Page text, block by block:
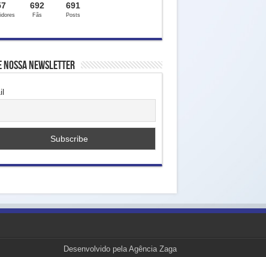
692
Fãs
691
Posts
nossa Newsletter
Desenvolvido pela Agência Zaga